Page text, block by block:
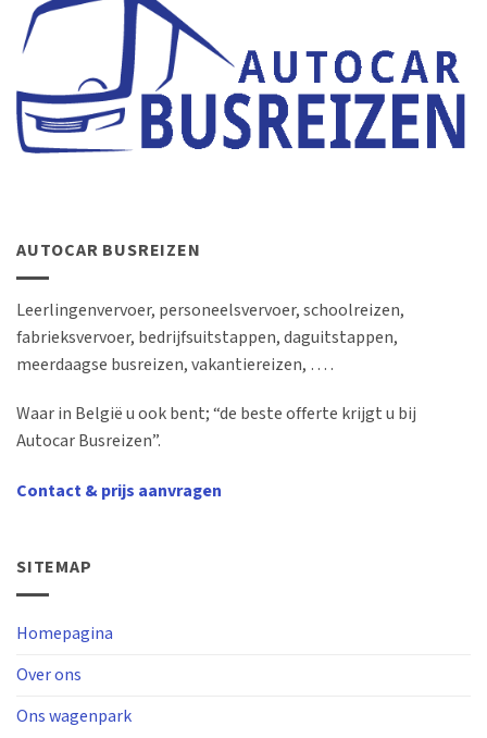
AUTOCAR BUSREIZEN
Leerlingenvervoer, personeelsvervoer, schoolreizen,
fabrieksvervoer, bedrijfsuitstappen, daguitstappen,
meerdaagse busreizen, vakantiereizen, … .
Waar in België u ook bent; “de beste offerte krijgt u bij
Autocar Busreizen”.
Contact & prijs aanvragen
SITEMAP
Homepagina
Over ons
Ons wagenpark